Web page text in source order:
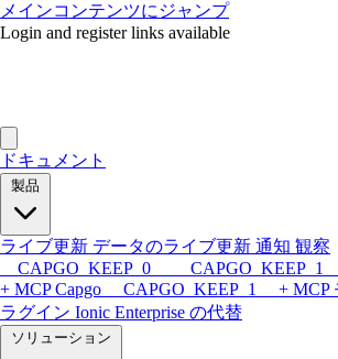
メインコンテンツにジャンプ
Login and register links available
ドキュメント
製品
ライブ更新 データのライブ更新 通知 観察
__CAPGO_KEEP_0__
+ MCPCapgo __CAPGO_KEEP_1__ + MCP
ラグイン Ionic Enterprise の代替
ソリューション